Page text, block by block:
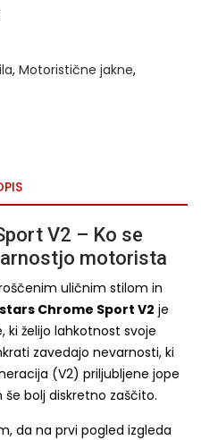
, Motoristične jakne,
V2 – Ko se
motorista
uličnim stilom in
Chrome Sport V2 je
ki želijo lahkotnost svoje
zavedajo nevarnosti, ki
(V2) priljubljene jope
bolj diskretno zaščito.
da na prvi pogled izgleda